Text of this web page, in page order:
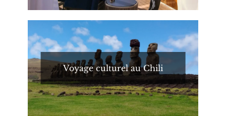
Voyage culturel au Chili